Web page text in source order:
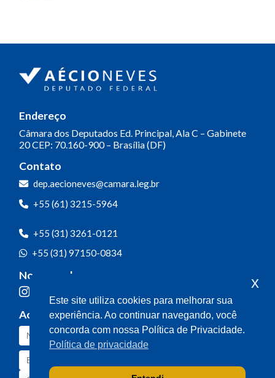
Endereço
Câmara dos Deputados Ed. Principal, Ala C – Gabinete
20CEP: 70.160-900 – Brasília (DF)
Contato
dep.aecioneves@camara.leg.br
+55 (61) 3215-5964
+55 (31) 3261-0121
+55 (31) 97150-0834
Nossas redes
Acompanhe o meu mandato
Este site utiliza cookies para melhorar sua
experiência. Ao continuar navegando, você
concorda com nossa Política de Privacidade.
Política de privacidade
x